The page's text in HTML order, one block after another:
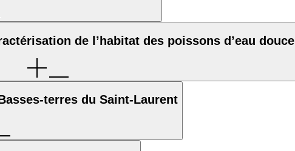
de l’habitat des poissons d’eau douce
terres du Saint-Laurent